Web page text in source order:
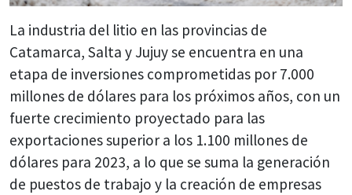
La industria del litio en las provincias de
Catamarca, Salta y Jujuy se encuentra en una
etapa de inversiones comprometidas por 7.000
millones de dólares para los próximos años, con un
fuerte crecimiento proyectado para las
exportaciones superior a los 1.100 millones de
dólares para 2023, a lo que se suma la generación
de puestos de trabajo y la creación de empresas